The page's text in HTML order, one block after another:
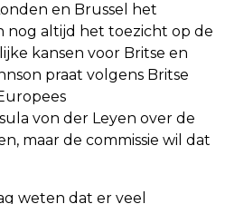
en Brussel het
nog altijd het toezicht op de
kansen voor Britse en
praat volgens Britse
von der Leyen over de
maar de commissie wil dat
weten dat er veel